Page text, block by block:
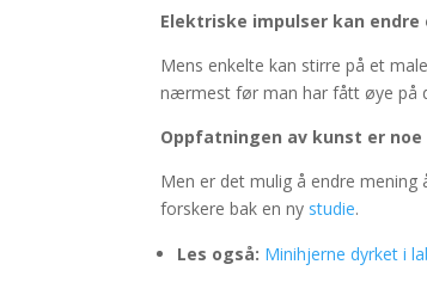
Elektriske impulser kan
Mens enkelte kan stirre på et
nærmest før man har fått øye på
Oppfatningen av kunst er
Men er det mulig å endre mening
forskere bak en ny studie.
Les også: Minihjerne dyrket i